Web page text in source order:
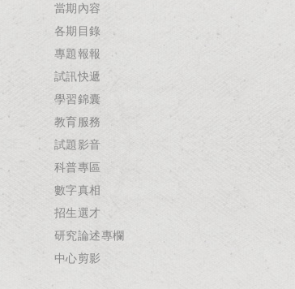
當期內容
各期目錄
專題報報
試訊快遞
學習錦囊
教育服務
試題影音
科普專區
數字真相
招生選才
研究論述專欄
中心剪影